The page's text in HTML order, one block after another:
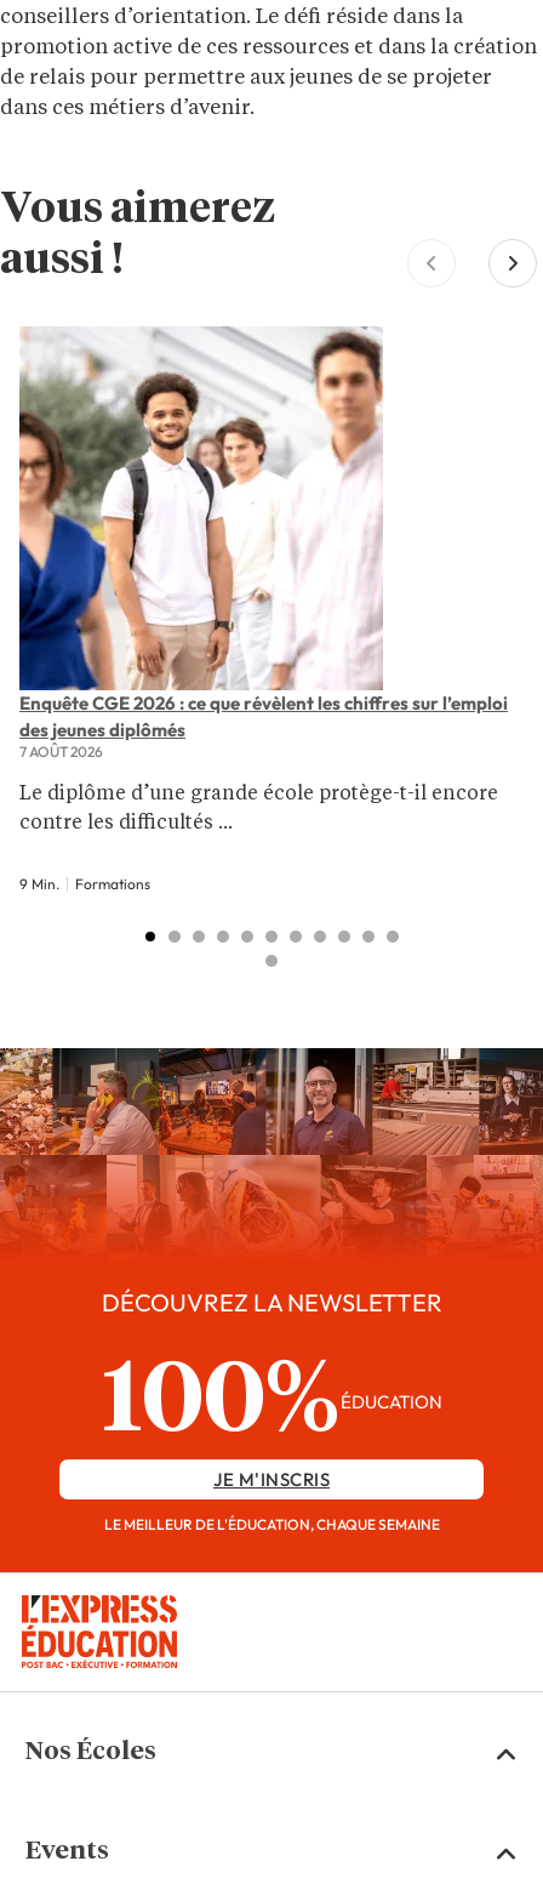
conseillers d’orientation. Le défi réside dans la
promotion active de ces ressources et dans la création
de relais pour permettre aux jeunes de se projeter
dans ces métiers d’avenir.
Vous aimerez
aussi !
Enquête CGE 2026 : ce que révèlent les chiffres sur l’emploi
des jeunes diplômés
7 AOÛT 2026
Le diplôme d’une grande école protège-t-il encore
contre les difficultés ...
9 Min. Formations
DÉCOUVREZ LA NEWSLETTER
100% ÉDUCATION
JE M'INSCRIS
LE MEILLEUR DE L'ÉDUCATION, CHAQUE SEMAINE
Nos Écoles
Events